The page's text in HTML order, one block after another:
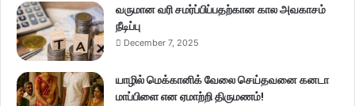
வருமான வரி சமர்ப்பிப்பதற்கான கால அவகாசம்
நீடிப்பு
December 7, 2025
யாழில் மெக்கானிக் வேலை செய்தவனை கனடா
மாப்பிளை என ஏமாற்றி திருமணம்!